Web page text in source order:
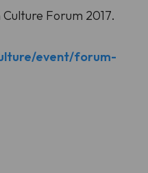
Forum 2017.
event/forum-